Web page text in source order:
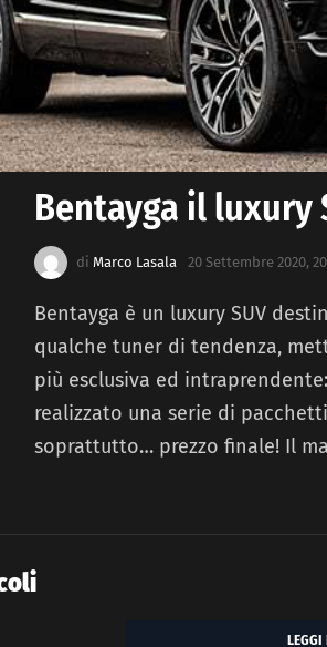
Bentayga il luxury
di Marco Lasala 20 Settembre 2020,
Bentayga è un luxury SUV
qualche tuner di tendenza,
più esclusiva ed
realizzato una serie di
soprattutto… prezzo finale! Il